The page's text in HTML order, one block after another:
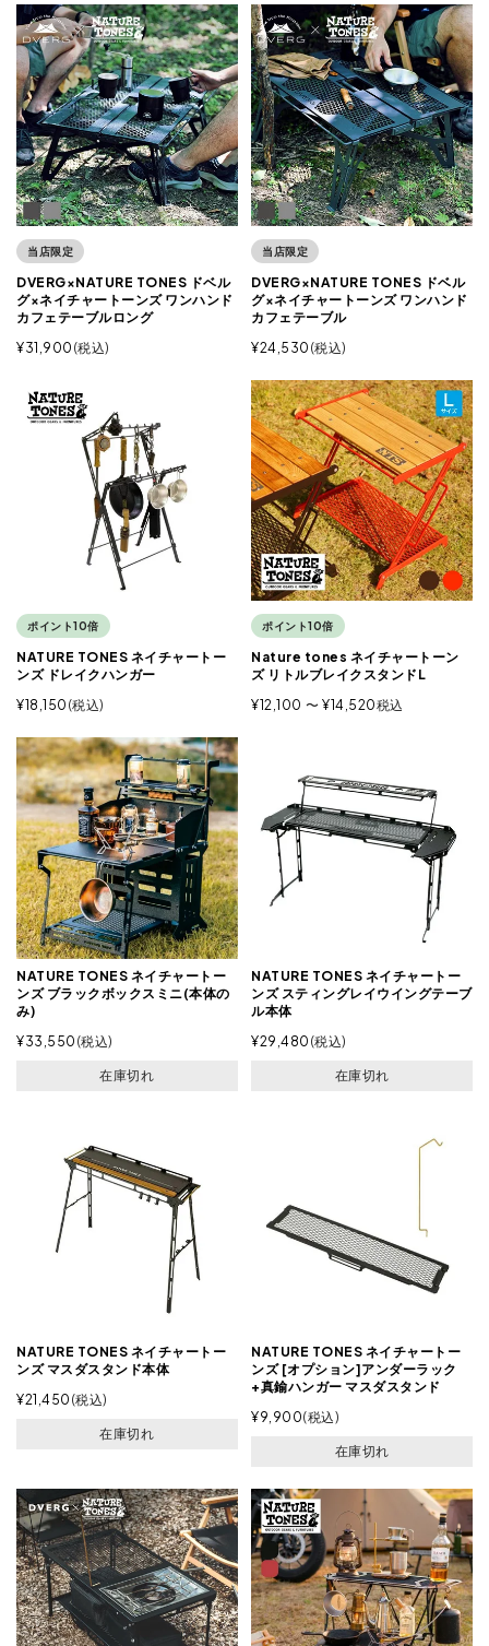
当店限定
DVERG×NATURE TONES ドベル
グ×ネイチャートーンズ ワンハンド
カフェテーブルロング
¥31,900 税込
当店限定
DVERG×NATURE TONES ドベル
グ×ネイチャートーンズ ワンハンド
カフェテーブル
¥24,530 税込
ポイント10倍
NATURE TONES ネイチャートー
ンズ ドレイクハンガー
¥18,150 税込
ポイント10倍
Nature tones ネイチャートーン
ズ リトルブレイクスタンドL
¥12,100 〜 ¥14,520税込
NATURE TONES ネイチャートー
ンズ ブラックボックスミニ(本体の
み)
¥33,550 税込
在庫切れ
NATURE TONES ネイチャートー
ンズ スティングレイウイングテーブ
ル本体
¥29,480 税込
在庫切れ
NATURE TONES ネイチャートー
ンズ マスダスタンド本体
¥21,450 税込
在庫切れ
NATURE TONES ネイチャートー
ンズ [オプション]アンダーラック
+真鍮ハンガー マスダスタンド
¥9,900 税込
在庫切れ